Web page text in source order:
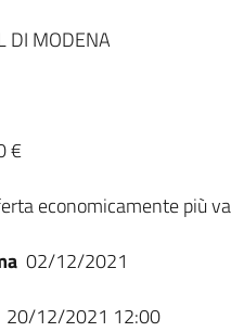
DI MODENA
€
economicamente più
02/12/2021
20/12/2021 12:00